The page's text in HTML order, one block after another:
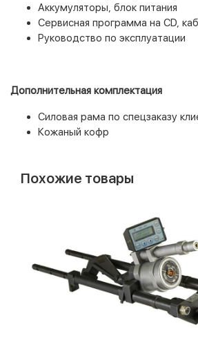
Аккумуляторы, блок питания
Сервисная программа на CD,
Руководство по эксплуатации
Дополнительная комплектация
Силовая рама по спецзаказу
Кожаный кофр
Похожие товары